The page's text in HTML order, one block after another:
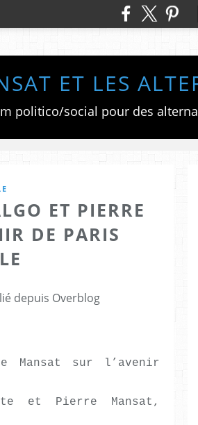
ET LES
ET PIERRE
DE PARIS
depuis Overblog
Mansat sur l’avenir
et Pierre Mansat,